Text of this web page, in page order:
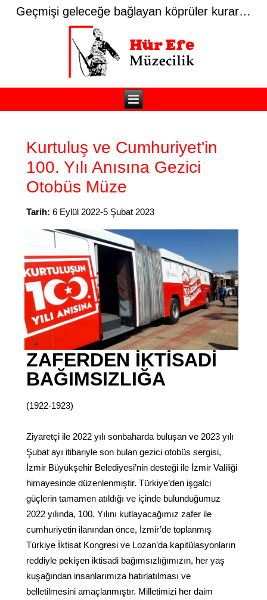
Geçmişi geleceğe bağlayan köprüler kurar…
Kurtuluş ve Cumhuriyet'in
100. Yılı Anısına Gezici
Otobüs Müze
Tarih: 6 Eylül 2022-5 Şubat 2023
ZAFERDEN İKTİSADİ
BAĞIMSIZLIĞA
(1922-1923)
Ziyaretçi ile 2022 yılı sonbaharda buluşan ve 2023 yılı
Şubat ayı itibariyle son bulan gezici otobüs sergisi,
İzmir Büyükşehir Belediyesi’nin desteği ile İzmir Valiliği
himayesinde düzenlenmiştir. Türkiye’den işgalci
güçlerin tamamen atıldığı ve içinde bulunduğumuz
2022 yılında, 100. Yılını kutlayacağımız zafer ile
cumhuriyetin ilanından önce, İzmir’de toplanmış
Türkiye İktisat Kongresi ve Lozan’da kapitülasyonların
reddiyle pekişen iktisadi bağımsızlığımızın, her yaş
kuşağından insanlarımıza hatırlatılması ve
belletilmesini amaçlanmıştır. Milletimizi her daim